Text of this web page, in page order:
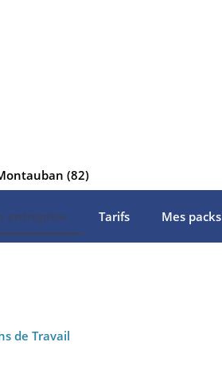
(82)
entreprise Tarifs Mes packs
de Travail